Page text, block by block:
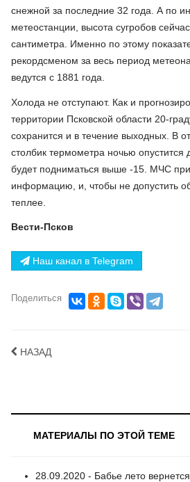
снежной за последние 32 года. А по
метеостанции, высота сугробов
сантиметра. Именно по этому
рекордсменом за весь период
ведутся с 1881 года.
Холода не отступают. Как и
территории Псковской области 20-
сохранится и в течение выходных. В
столбик термометра ночью опустится
будет подниматься выше -15. МЧС
информацию, и, чтобы не допустить
теплее.
Вести-Псков
Наш канал в Telegram
Поделиться
НАЗАД
МАТЕРИАЛЫ ПО ЭТОЙ ТЕМЕ
28.09.2020 - Бабье лето